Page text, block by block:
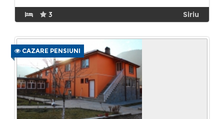
3 Siriu
CAZARE PENSIUNI